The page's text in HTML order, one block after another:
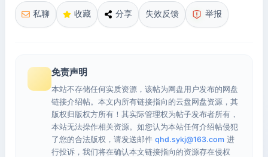
私聊 收藏 分享 失效反馈 举报
免责声明
本站不存储任何实质资源，该帖为网盘用户发布的网盘
链接介绍帖。本文内所有链接指向的云盘网盘资源，其
版权归版权方所有！其实际管理权为帖子发布者所有，
本站无法操作相关资源。如您认为本站任何介绍帖侵犯
了您的合法版权，请发送邮件 qhd.sykj@163.com 进
行投诉，我们将在确认本文链接指向的资源存在侵权